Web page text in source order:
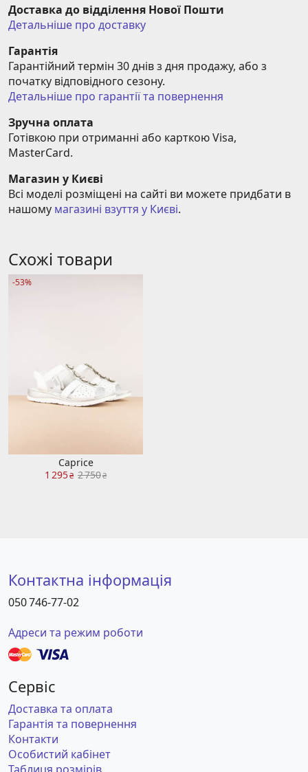
Доставка до відділення Нової Пошти
Детальніше про доставку
Гарантія
Гарантійний термін 30 днів з дня продажу, або з
початку відповідного сезону.
Детальніше про гарантії та повернення
Зручна оплата
Готівкою при отриманні або карткою Visa,
MasterCard.
Магазин у Києві
Всі моделі розміщені на сайті ви можете придбати в
нашому магазині взуття у Києві.
Схожі товари
-53%
Caprice
1 295₴ 2 750₴
Контактна інформація
050 746-77-02
Адреси та режим роботи
Сервіс
Доставка та оплата
Гарантія та повернення
Контакти
Особистий кабінет